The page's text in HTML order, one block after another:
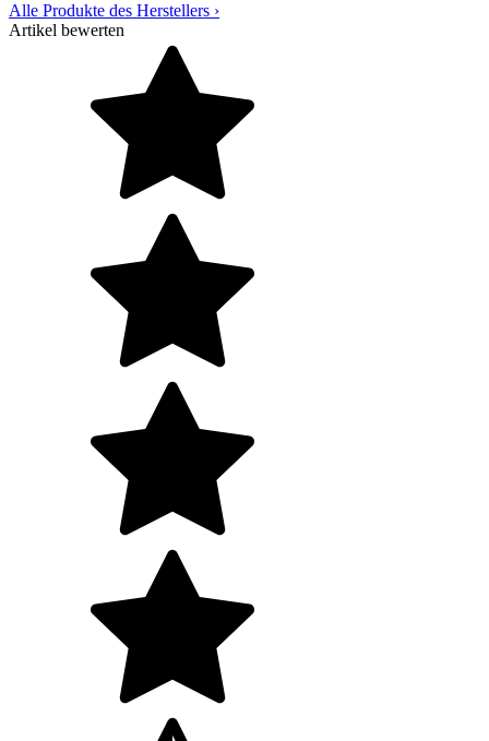
Alle Produkte des Herstellers ›
Artikel bewerten